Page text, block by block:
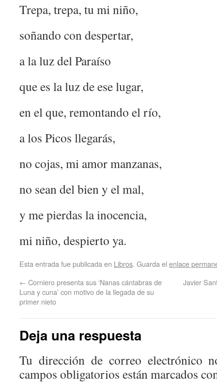
Trepa, trepa, tu mi niño,
soñando con despertar,
a la luz del Paraíso
que es la luz de ese lugar,
en el que, remontando el río,
a los Picos llegarás,
no cojas, mi amor manzanas,
no sean del bien y el mal,
y me pierdas la inocencia,
mi niño, despierto ya.
Esta entrada fue publicada en Libros. Guarda el enlace
← Corniero presenta sus ‘Nanas cántabras de
Luna y cuna’ con motivo de la llegada de su
primer nieto
Javier
Deja una respuesta
Tu dirección de correo electrónico
campos obligatorios están marcados